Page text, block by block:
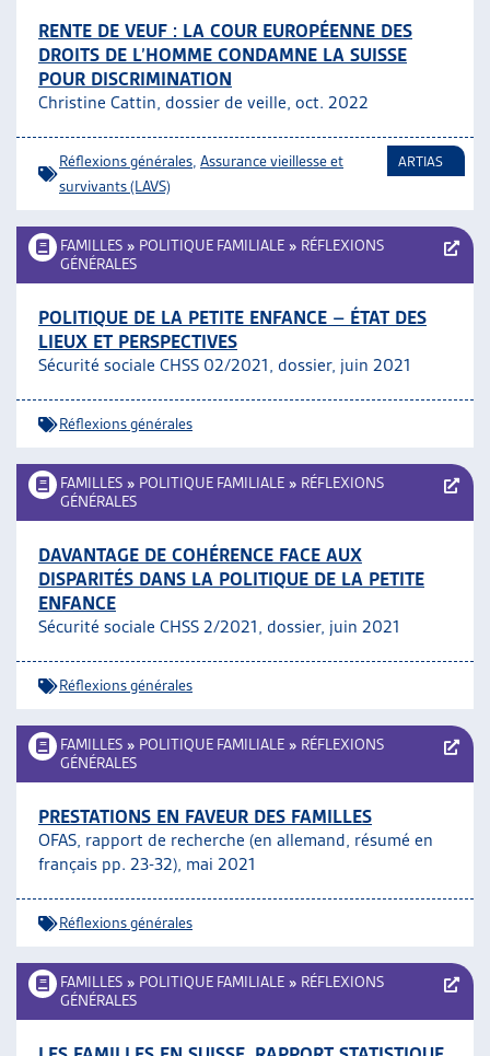
RENTE DE VEUF : LA COUR EUROPÉENNE DES
DROITS DE L’HOMME CONDAMNE LA SUISSE
POUR DISCRIMINATION
Christine Cattin, dossier de veille, oct. 2022
Réflexions générales Assurance vieillesse et
survivants (LAVS)
ARTIAS
FAMILLES » POLITIQUE FAMILIALE » RÉFLEXIONS
GÉNÉRALES
POLITIQUE DE LA PETITE ENFANCE – ÉTAT DES
LIEUX ET PERSPECTIVES
Sécurité sociale CHSS 02/2021, dossier, juin 2021
Réflexions générales
FAMILLES » POLITIQUE FAMILIALE » RÉFLEXIONS
GÉNÉRALES
DAVANTAGE DE COHÉRENCE FACE AUX
DISPARITÉS DANS LA POLITIQUE DE LA PETITE
ENFANCE
Sécurité sociale CHSS 2/2021, dossier, juin 2021
Réflexions générales
FAMILLES » POLITIQUE FAMILIALE » RÉFLEXIONS
GÉNÉRALES
PRESTATIONS EN FAVEUR DES FAMILLES
OFAS, rapport de recherche (en allemand, résumé en
français pp. 23-32), mai 2021
Réflexions générales
FAMILLES » POLITIQUE FAMILIALE » RÉFLEXIONS
GÉNÉRALES